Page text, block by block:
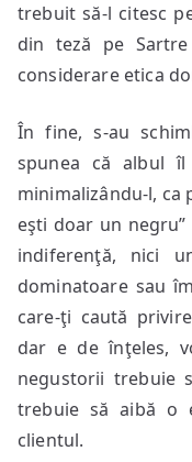
trebuit să-l citesc
din teză pe
considerare etica
În fine, s-au
spunea că albul
minimalizându-l, ca
eşti doar un negru”
indiferenţă, nici
dominatoare sau
care-ţi caută
dar e de înţeles,
negustorii trebuie
trebuie să aibă o
clientul.